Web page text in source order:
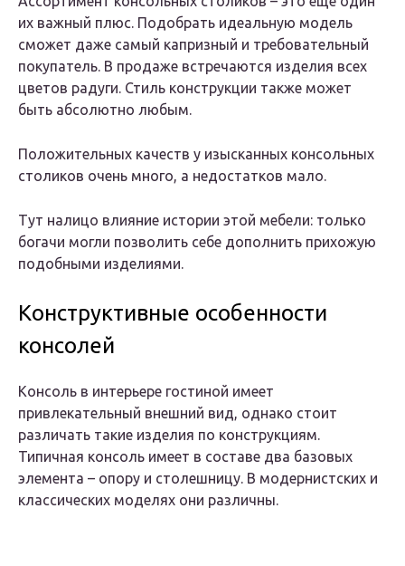
их важный плюс. Подобрать идеальную модель
сможет даже самый капризный и требовательный
покупатель. В продаже встречаются изделия всех
цветов радуги. Стиль конструкции также может
быть абсолютно любым.
Положительных качеств у изысканных консольных
столиков очень много, а недостатков мало.
Тут налицо влияние истории этой мебели: только
богачи могли позволить себе дополнить прихожую
подобными изделиями.
Конструктивные особенности
консолей
Консоль в интерьере гостиной имеет
привлекательный внешний вид, однако стоит
различать такие изделия по конструкциям.
Типичная консоль имеет в составе два базовых
элемента – опору и столешницу. В модернистских и
классических моделях они различны.